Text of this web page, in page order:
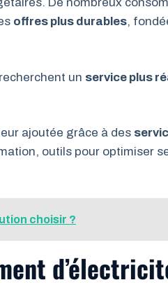
offres plus durables,
un service plus
ajoutée grâce à des
outils pour optimiser
choisir ?